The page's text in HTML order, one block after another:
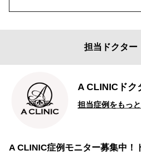
担当ドクター
A CLINICドク
担当症例をもっ
A CLINIC症例モニター募集中！